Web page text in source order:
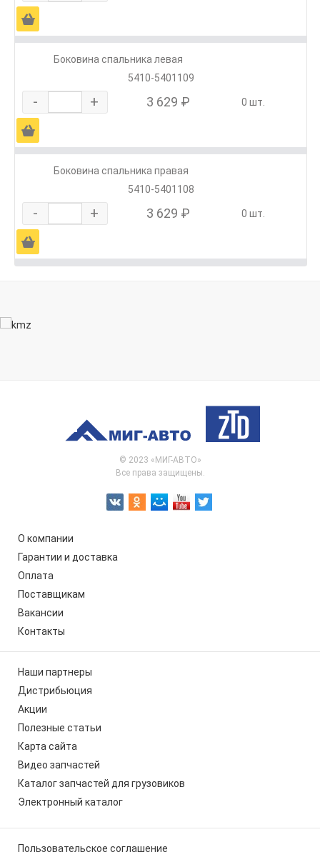
Ä
Боковина спальника левая
5410-5401109
- + 3 629 ₽ 0 шт.
Ä
Боковина спальника правая
5410-5401108
- + 3 629 ₽ 0 шт.
Ä
© 2023 «МИГ-АВТО»
Все права защищены.
О компании
Гарантии и доставка
Оплата
Поставщикам
Вакансии
Контакты
Наши партнеры
Дистрибьюция
Акции
Полезные статьи
Карта сайта
Видео запчастей
Каталог запчастей для грузовиков
Электронный каталог
Пользовательское соглашение